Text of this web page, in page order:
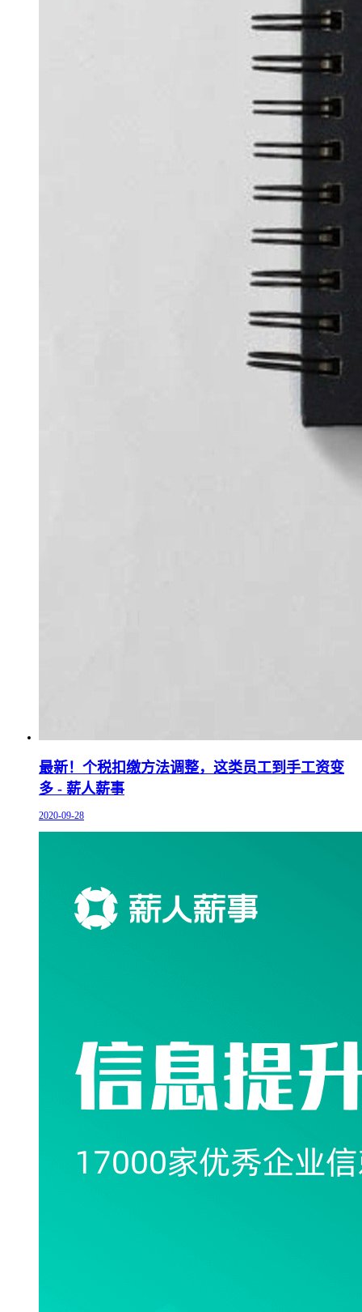
最新！个税扣缴方法调整，这类员工到手工资变
多 - 薪人薪事
2020-09-28